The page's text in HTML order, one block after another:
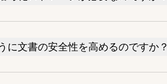
に文書の安全性を高めるのですか？